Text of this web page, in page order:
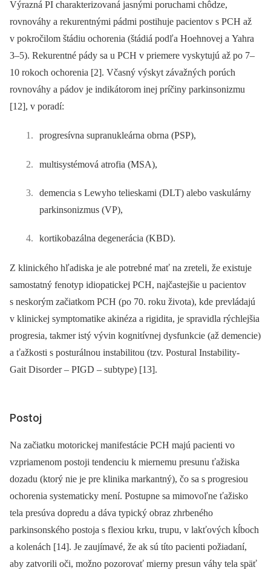
Výrazná PI charakterizovaná jasnými poruchami chôdze,
rovnováhy a rekurentnými pádmi postihuje pacientov s PCH až
v pokročilom štádiu ochorenia (štádiá podľa Hoehnovej a Yahra
3–5). Rekurentné pády sa u PCH v priemere vyskytujú až po 7–
10 rokoch ochorenia [2]. Včasný výskyt závažných porúch
rovnováhy a pádov je indikátorom inej príčiny parkinsonizmu
[12], v poradí:
progresívna supranukleárna obrna (PSP),
multisystémová atrofia (MSA),
demencia s Lewyho telieskami (DLT) alebo vaskulárny
parkinsonizmus (VP),
kortikobazálna degenerácia (KBD).
Z klinického hľadiska je ale potrebné mať na zreteli, že existuje
samostatný fenotyp idiopatickej PCH, najčastejšie u pacientov
s neskorým začiatkom PCH (po 70. roku života), kde prevládajú
v klinickej symptomatike akinéza a rigidita, je spravidla rýchlejšia
progresia, takmer istý vývin kognitívnej dysfunkcie (až demencie)
a ťažkosti s posturálnou instabilitou (tzv. Postural Instability-
Gait Disorder –⁠ PIGD –⁠ subtype) [13].
Postoj
Na začiatku motorickej manifestácie PCH majú pacienti vo
vzpriamenom postoji tendenciu k miernemu presunu ťažiska
dozadu (ktorý nie je pre klinika markantný), čo sa s progresiou
ochorenia systematicky mení. Postupne sa mimovoľne ťažisko
tela presúva dopredu a dáva typický obraz zhrbeného
parkinsonského postoja s flexiou krku, trupu, v lakťových kĺboch
a kolenách [14]. Je zaujímavé, že ak sú títo pacienti požiadaní,
aby zatvorili oči, možno pozorovať mierny presun váhy tela späť